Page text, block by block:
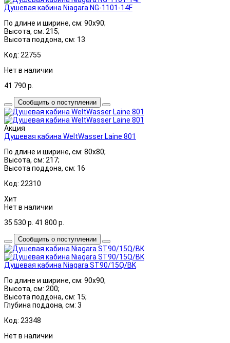
Душевая кабина Niagara NG-1101-14F
По длине и ширине, см: 90x90;
Высота, см: 215;
Высота поддона, см: 13
Код: 22755
Нет в наличии
41 790 р.
Сообщить о поступлении
Акция
Душевая кабина WeltWasser Laine 801
По длине и ширине, см: 80x80;
Высота, см: 217;
Высота поддона, см: 16
Код: 22310
Хит
Нет в наличии
35 530 р. 41 800 р.
Сообщить о поступлении
Душевая кабина Niagara ST90/15Q/BK
По длине и ширине, см: 90x90;
Высота, см: 200;
Высота поддона, см: 15;
Глубина поддона, см: 3
Код: 23348
Нет в наличии